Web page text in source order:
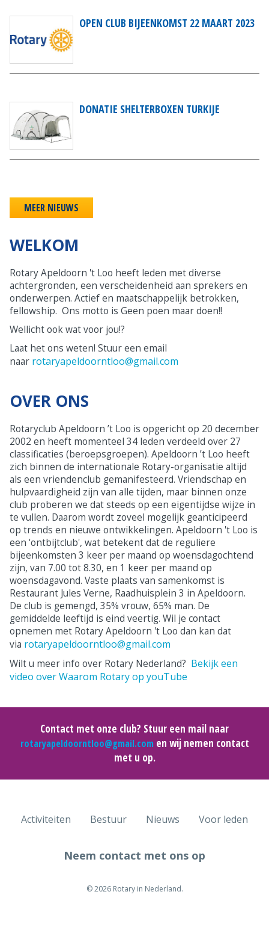
OPEN CLUB BIJEENKOMST 22 MAART 2023
DONATIE SHELTERBOXEN TURKIJE
MEER NIEUWS
WELKOM
Rotary Apeldoorn 't Loo heeft leden met diverse
achtergronden, een verscheidenheid aan sprekers en
onderwerpen. Actief en maatschappelijk betrokken,
fellowship. Ons motto is Geen poen maar doen!!
Wellicht ook wat voor jou!?
Laat het ons weten! Stuur een email
naar rotaryapeldoorntloo@gmail.com
OVER ONS
Rotaryclub Apeldoorn ’t Loo is opgericht op 20 december
2002 en heeft momenteel 34 leden verdeeld over 27
classificaties (beroepsgroepen). Apeldoorn ’t Loo heeft
zich binnen de internationale Rotary-organisatie altijd
als een vriendenclub gemanifesteerd. Vriendschap en
hulpvaardigheid zijn van alle tijden, maar binnen onze
club proberen we dat steeds op een eigentijdse wijze in
te vullen. Daarom wordt zoveel mogelijk geanticipeerd
op trends en nieuwe ontwikkelingen. Apeldoorn 't Loo is
een 'ontbijtclub', wat betekent dat de reguliere
bijeenkomsten 3 keer per maand op woensdagochtend
zijn, van 7.00 tot 8.30, en 1 keer per maand op
woensdagavond. Vaste plaats van samenkomst is
Restaurant Jules Verne, Raadhuisplein 3 in Apeldoorn.
De club is gemengd, 35% vrouw, 65% man. De
gemiddelde leeftijd is eind veertig. Wil je contact
opnemen met Rotary Apeldoorn 't Loo dan kan dat
via rotaryapeldoorntloo@gmail.com
Wilt u meer info over Rotary Nederland? Bekijk een
video over Waarom Rotary op youTube
Contact met onze club? Stuur een mail naar
rotaryapeldoorntloo@gmail.com en wij nemen contact
met u op.
Activiteiten Bestuur Nieuws Voor leden
Neem contact met ons op
© 2026 Rotary in Nederland.